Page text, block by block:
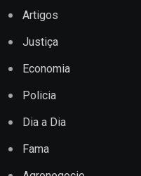
Artigos
Justiça
Economia
Policia
Dia a Dia
Fama